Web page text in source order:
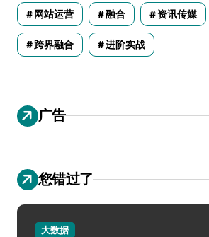
网站运营 融合 资讯传媒
跨界融合 进阶实战
广告
您错过了
大数据